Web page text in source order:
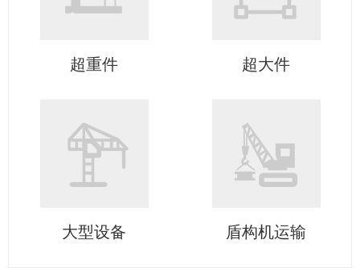
超重件 超大件
大型设备 盾构机运输